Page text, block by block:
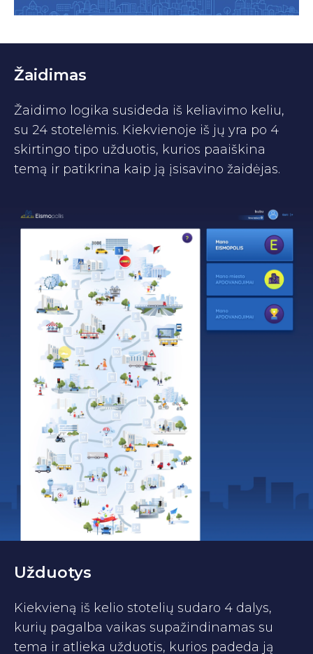
Žaidimas
Žaidimo logika susideda iš keliavimo keliu,
su 24 stotelėmis. Kiekvienoje iš jų yra po 4
skirtingo tipo užduotis, kurios paaiškina
temą ir patikrina kaip ją įsisavino žaidėjas.
Užduotys
Kiekvieną iš kelio stotelių sudaro 4 dalys,
kurių pagalba vaikas supažindinamas su
tema ir atlieka užduotis, kurios padeda ją